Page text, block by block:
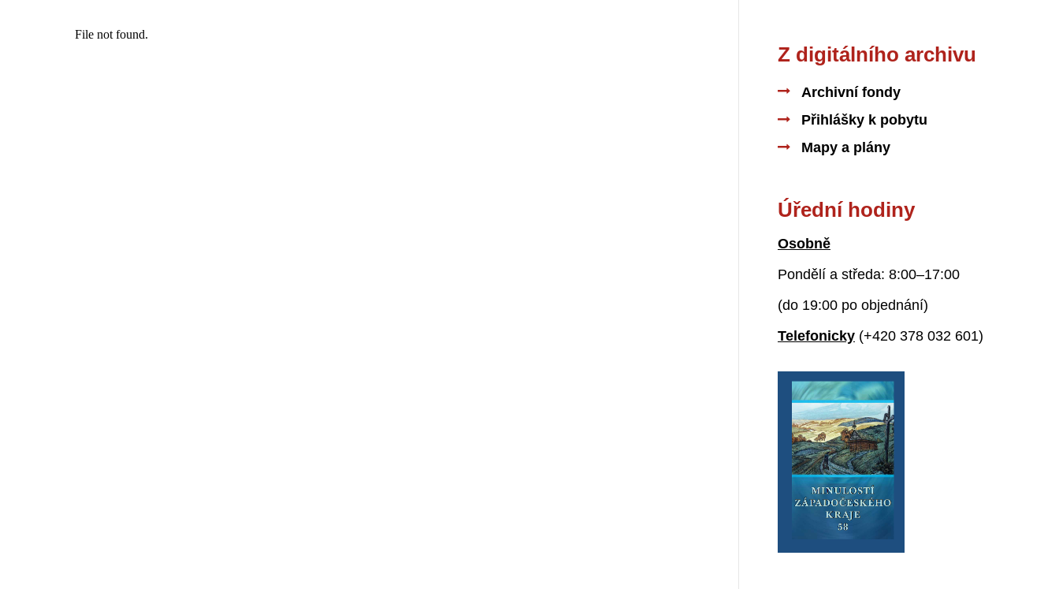
Z digitálního archivu
Archivní fondy
Přihlášky k pobytu
Mapy a plány
Úřední hodiny
Osobně
Pondělí a středa: 8:00–17:00
(do 19:00 po objednání)
Telefonicky(+420 378 032 601)